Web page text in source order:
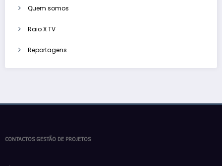
Quem somos
Raio X TV
Reportagens
CONTACTOS GESTÃO DE PROJETOS